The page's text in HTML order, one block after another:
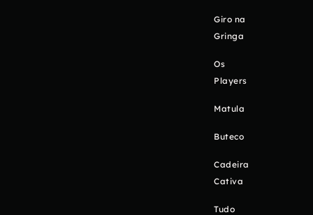
Giro na
Gringa
Os
Players
Matula
Buteco
Cadeira
Cativa
Tudo